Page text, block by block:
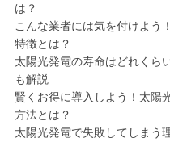
は？
こんな業者には気を付けよう
特徴とは？
太陽光発電の寿命はどれくら
も解説
賢くお得に導入しよう！太陽
方法とは？
太陽光発電で失敗してしまう